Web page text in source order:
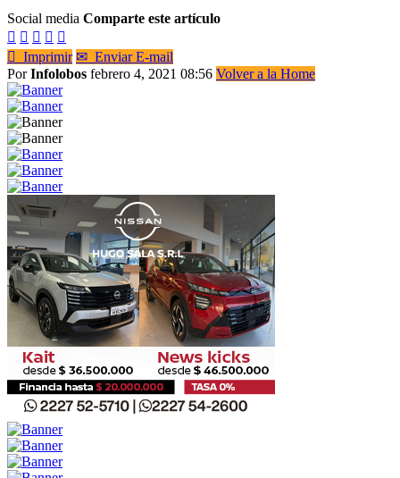
Social media Comparte este artículo
    
 Imprimir ✉ Enviar E-mail
PorInfolobos febrero 4, 2021 08:56 Volver a la Home